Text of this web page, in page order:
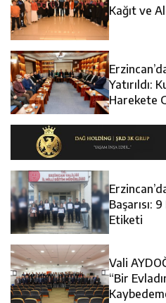
Sürdürüyor
Cezaevine Gönderildi
12:13 Erzincan Erkek Tenis
Aldı
17:03 Erzincan Emniyeti’nden
Faaliyeti
Kağıt ve
Yatırıldı:
Harekete
Başarısı:
Etiketi
Vali
“Bir